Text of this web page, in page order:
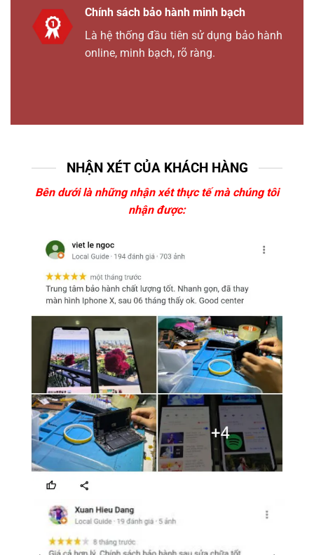
Chính sách bảo hành minh bạch
Là hệ thống đầu tiên sử dụng bảo hành
online, minh bạch, rõ ràng.
NHẬN XÉT CỦA KHÁCH HÀNG
Bên dưới là những nhận xét thực tế mà chúng tôi
nhận được: